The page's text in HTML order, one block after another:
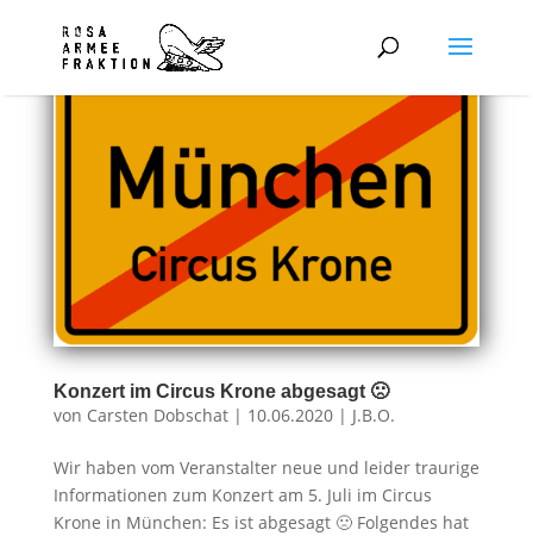
Konzert im Circus Krone abgesagt 🙁
von Carsten Dobschat| 10.06.2020| J.B.O.
Wir haben vom Veranstalter neue und leider traurige
Informationen zum Konzert am 5. Juli im Circus
Krone in München: Es ist abgesagt 🙁 Folgendes hat